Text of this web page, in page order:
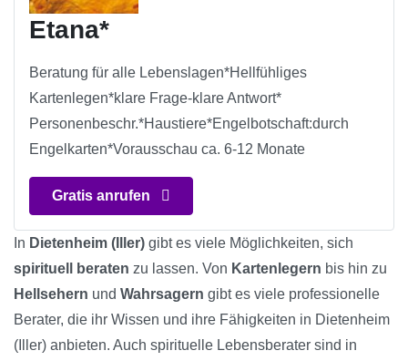
Etana*
Beratung für alle Lebenslagen*Hellfühliges
Kartenlegen*klare Frage-klare Antwort*
Personenbeschr.*Haustiere*Engelbotschaft:durch
Engelkarten*Vorausschau ca. 6-12 Monate
Gratis anrufen
In Dietenheim (Iller) gibt es viele Möglichkeiten, sich
spirituell beraten zu lassen. Von Kartenlegern bis hin zu
Hellsehern und Wahrsagern gibt es viele professionelle
Berater, die ihr Wissen und ihre Fähigkeiten in Dietenheim
(Iller) anbieten. Auch spirituelle Lebensberater sind in